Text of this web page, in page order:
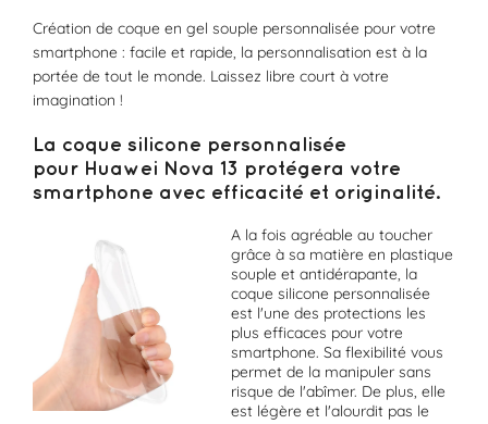
Création de coque en gel souple personnalisée pour votre
smartphone : facile et rapide, la personnalisation est à la
portée de tout le monde. Laissez libre court à votre
imagination !
La coque silicone personnalisée
pour Huawei Nova 13 protégera votre
smartphone avec efficacité et originalité.
A la fois agréable au toucher
grâce à sa matière en plastique
souple et antidérapante, la
coque silicone personnalisée
est l'une des protections les
plus efficaces pour votre
smartphone. Sa flexibilité vous
permet de la manipuler sans
risque de l'abîmer. De plus, elle
est légère et l'alourdit pas le